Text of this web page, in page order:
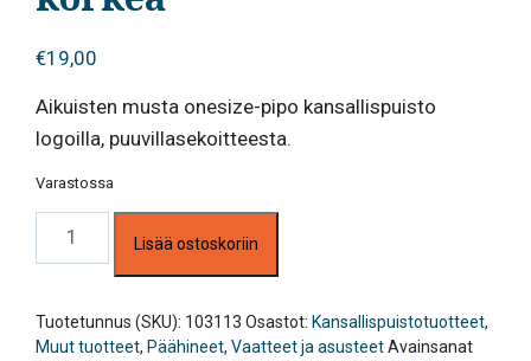
€19,00
Aikuisten musta onesize-pipo kansallispuisto
logoilla, puuvillasekoitteesta.
Varastossa
musta,
Lisää ostoskoriin
Tuotetunnus (SKU): 103113 Osastot: Kansallispuistotuotteet,
Muut tuotteet, Päähineet, Vaatteet ja asusteetAvainsanat